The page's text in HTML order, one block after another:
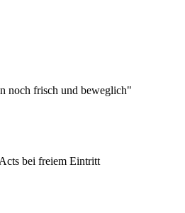
noch frisch und beweglich"
bei freiem Eintritt